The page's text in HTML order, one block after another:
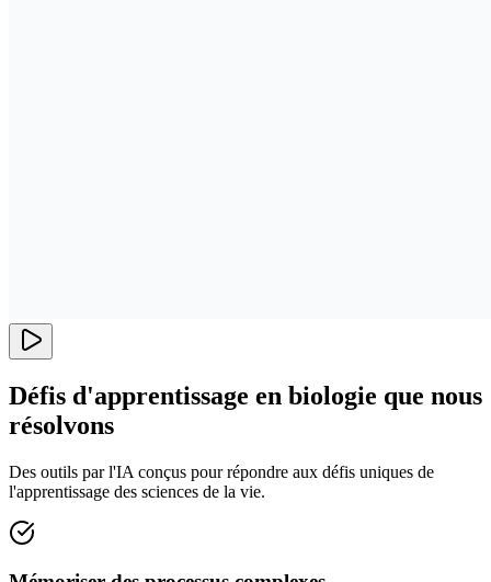
Défis d'apprentissage en biologie que nous
résolvons
Des outils par l'IA conçus pour répondre aux défis uniques de
l'apprentissage des sciences de la vie.